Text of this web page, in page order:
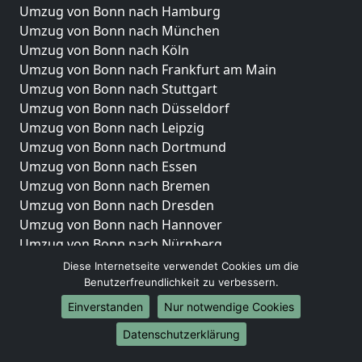
Umzug von Bonn nach Hamburg
Umzug von Bonn nach München
Umzug von Bonn nach Köln
Umzug von Bonn nach Frankfurt am Main
Umzug von Bonn nach Stuttgart
Umzug von Bonn nach Düsseldorf
Umzug von Bonn nach Leipzig
Umzug von Bonn nach Dortmund
Umzug von Bonn nach Essen
Umzug von Bonn nach Bremen
Umzug von Bonn nach Dresden
Umzug von Bonn nach Hannover
Umzug von Bonn nach Nürnberg
Umzug von Bonn nach Duisburg
Umzug von Bonn nach Bochum
Umzug von Bonn nach Wuppertal
Umzug von Bonn nach Bielefeld
Umzug von Bonn nach Bonn
Diese Internetseite verwendet Cookies um die
Benutzerfreundlichkeit zu verbessern.
Einverstanden
Nur notwendige Cookies
Datenschutzerklärung